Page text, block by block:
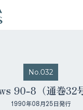
No.032
90-8（通巻32
1990年08月25日発行